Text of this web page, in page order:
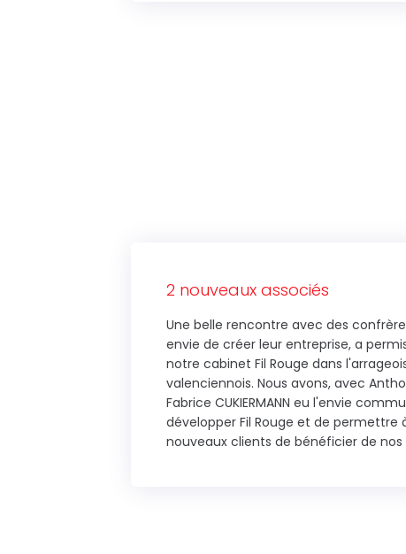
2 nouveaux associés
Une belle rencontre avec des
envie de créer leur entreprise, a
notre cabinet Fil Rouge dans
valenciennois. Nous avons, avec
Fabrice CUKIERMANN eu l'envie
développer Fil Rouge et de permettre
nouveaux clients de bénéficier de nos